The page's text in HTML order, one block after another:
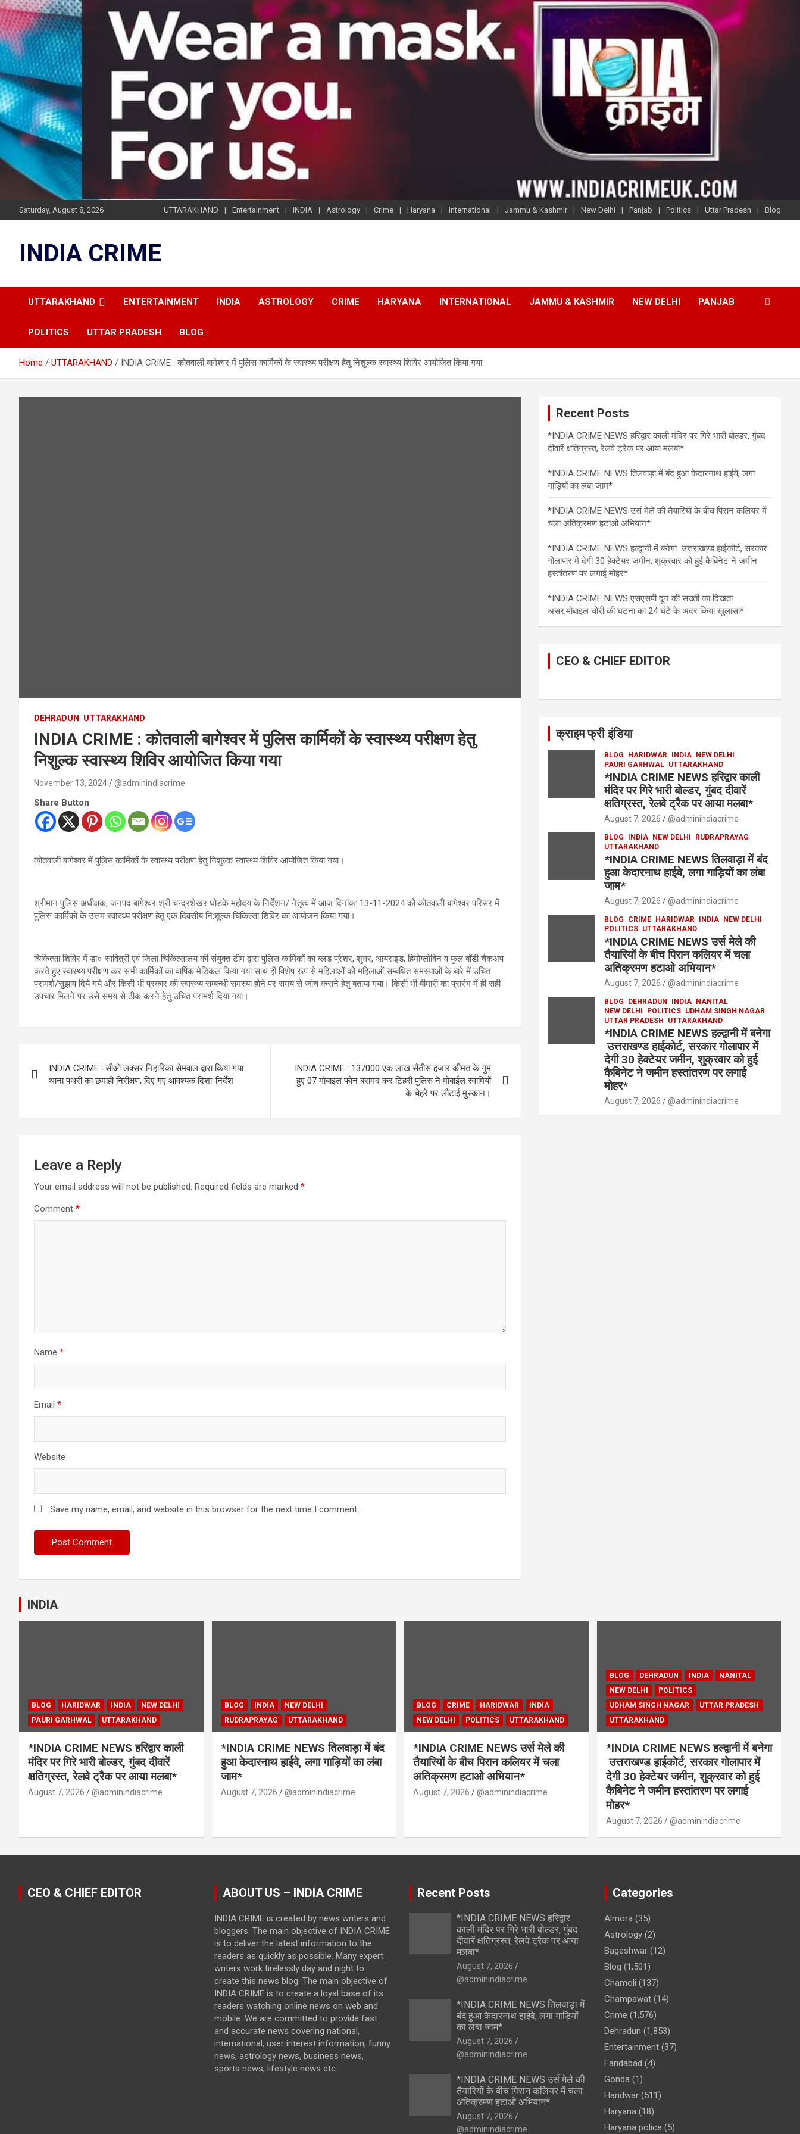
Skip
to
content
Saturday, August 8, 2026 UTTARAKHAND Entertainment INDIA Astrology Crime Haryana International Jammu & Kashmir New Delhi Panjab Politics Uttar Pradesh Blog
INDIA CRIME
UTTARAKHAND ENTERTAINMENT INDIA ASTROLOGY CRIME HARYANA INTERNATIONAL JAMMU & KASHMIR NEW DELHI PANJAB
POLITICS UTTAR PRADESH BLOG
Home UTTARAKHAND INDIA CRIME : कोतवाली बागेश्वर में पुलिस कार्मिकों के स्वास्थ्य परीक्षण हेतु निशुल्क स्वास्थ्य शिविर आयोजित किया गया
DEHRADUN UTTARAKHAND
INDIA CRIME : कोतवाली बागेश्वर में पुलिस कार्मिकों के स्वास्थ्य परीक्षण हेतु
निशुल्क स्वास्थ्य शिविर आयोजित किया गया
November 13, 2024 @adminindiacrime
Share Button
कोतवाली बागेश्वर में पुलिस कार्मिकों के स्वास्थ्य परीक्षण हेतु निशुल्क स्वास्थ्य शिविर आयोजित किया गया।
श्रीमान पुलिस अधीक्षक, जनपद बागेश्वर श्री चन्द्रशेखर घोडके महोदय के निर्देशन/ नेतृत्व में आज दिनांक: 13-11-2024 को कोतवाली बागेश्वर परिसर में
पुलिस कार्मिकों के उत्तम स्वास्थ्य परीक्षण हेतु एक दिवसीय नि:शुल्क चिकित्सा शिविर का आयोजन किया गया।
चिकित्सा शिविर में डा० सावित्री एवं जिला चिकित्सालय की संयुक्त टीम द्वारा पुलिस कार्मिकों का ब्लड प्रेशर, शुगर, थायराइड, हिमोग्लोबिन व फुल बॉडी चैकअप
करते हुए स्वास्थ्य परीक्षण कर सभी कार्मिकों का वार्षिक मेडिकल किया गया साथ ही विशेष रूप से महिलाओं को महिलाओं सम्बधित समस्याओं के बारे में उचित
परामर्श/सुझाव दिये गये और किसी भी प्रकार की स्वास्थ्य सम्बन्धी समस्या होने पर समय से जांच कराने हेतु बताया गया। किसी भी बीमारी का प्रारंभ में ही सही
उपचार मिलने पर उसे समय से ठीक करने हेतु उचित परामर्श दिया गया।
navigation
INDIA CRIME : सीओ लक्सर निहारिका सेमवाल द्वारा किया गया
थाना पथरी का छमाही निरीक्षण, दिए गए आवश्यक दिशा-निर्देश
INDIA CRIME : 137000 एक लाख सैंतीस हजार कीमत के गुम
हुए 07 मोबाइल फोन बरामद कर टिहरी पुलिस ने मोबाईल स्वामियों
के चेहरे पर लौटाई मुस्कान।
Leave a Reply
Your email address will not be published. Required fields are marked *
Comment *
Name *
Email *
Website
Save my name, email, and website in this browser for the next time I comment.
Recent Posts
*INDIA CRIME NEWS हरिद्वार काली मंदिर पर गिरे भारी बोल्डर, गुंबद
दीवारें क्षतिग्रस्त, रेलवे ट्रैक पर आया मलबा*
*INDIA CRIME NEWS तिलवाड़ा में बंद हुआ केदारनाथ हाईवे, लगा
गाड़ियों का लंबा जाम*
*INDIA CRIME NEWS उर्स मेले की तैयारियों के बीच पिरान कलियर में
चला अतिक्रमण हटाओ अभियान*
*INDIA CRIME NEWS हल्द्वानी में बनेगा उत्तराखण्ड हाईकोर्ट, सरकार
गोलापार में देगी 30 हेक्टेयर जमीन, शुक्रवार को हुई कैबिनेट ने जमीन
हस्तांतरण पर लगाई मोहर*
*INDIA CRIME NEWS एसएसपी दून की सख्ती का दिखता
असर,मोबाइल चोरी की घटना का 24 घंटे के अंदर किया खुलासा*
CEO & CHIEF EDITOR
क्राइम फ्री इंडिया
BLOG HARIDWAR INDIA
NEW DELHI
PAURI GARHWAL UTTARAKHAND
*INDIA CRIME NEWS हरिद्वार काली
मंदिर पर गिरे भारी बोल्डर, गुंबद दीवारें
क्षतिग्रस्त, रेलवे ट्रैक पर आया मलबा*
August 7, 2026 @adminindiacrime
BLOG INDIA NEW DELHI
RUDRAPRAYAG
UTTARAKHAND
*INDIA CRIME NEWS तिलवाड़ा में बंद
हुआ केदारनाथ हाईवे, लगा गाड़ियों का लंबा
जाम*
August 7, 2026 @adminindiacrime
BLOG CRIME HARIDWAR INDIA
NEW DELHI
POLITICS UTTARAKHAND
*INDIA CRIME NEWS उर्स मेले की
तैयारियों के बीच पिरान कलियर में चला
अतिक्रमण हटाओ अभियान*
August 7, 2026 @adminindiacrime
BLOG DEHRADUN INDIA
NANITAL
NEW DELHI
POLITICS UDHAM SINGH NAGAR
UTTAR PRADESH
UTTARAKHAND
*INDIA CRIME NEWS हल्द्वानी में बनेगा
उत्तराखण्ड हाईकोर्ट, सरकार गोलापार में
देगी 30 हेक्टेयर जमीन, शुक्रवार को हुई
कैबिनेट ने जमीन हस्तांतरण पर लगाई
मोहर*
August 7, 2026 @adminindiacrime
INDIA
BLOG HARIDWAR INDIA
NEW DELHI
PAURI GARHWAL
UTTARAKHAND
*INDIA CRIME NEWS हरिद्वार काली
मंदिर पर गिरे भारी बोल्डर, गुंबद दीवारें
क्षतिग्रस्त, रेलवे ट्रैक पर आया मलबा*
August 7, 2026 @adminindiacrime
BLOG INDIA
NEW DELHI
RUDRAPRAYAG
UTTARAKHAND
*INDIA CRIME NEWS तिलवाड़ा में बंद
हुआ केदारनाथ हाईवे, लगा गाड़ियों का लंबा
जाम*
August 7, 2026 @adminindiacrime
BLOG CRIME HARIDWAR
INDIA
NEW DELHI
POLITICS UTTARAKHAND
*INDIA CRIME NEWS उर्स मेले की
तैयारियों के बीच पिरान कलियर में चला
अतिक्रमण हटाओ अभियान*
August 7, 2026 @adminindiacrime
BLOG DEHRADUN INDIA
NANITAL
NEW DELHI
POLITICS
UDHAM SINGH NAGAR
UTTAR PRADESH
UTTARAKHAND
*INDIA CRIME NEWS हल्द्वानी में बनेगा
उत्तराखण्ड हाईकोर्ट, सरकार गोलापार में
देगी 30 हेक्टेयर जमीन, शुक्रवार को हुई
कैबिनेट ने जमीन हस्तांतरण पर लगाई
मोहर*
August 7, 2026 @adminindiacrime
CEO & CHIEF EDITOR ABOUT US – INDIA CRIME
INDIA CRIME is created by news writers and
bloggers. The main objective of INDIA CRIME
is to deliver the latest information to the
readers as quickly as possible. Many expert
writers work tirelessly day and night to
create this news blog. The main objective of
INDIA CRIME is to create a loyal base of its
readers watching online news on web and
mobile. We are committed to provide fast
and accurate news covering national,
international, user interest information, funny
news, astrology news, business news,
sports news, lifestyle news etc.
Recent Posts
*INDIA CRIME NEWS हरिद्वार
काली मंदिर पर गिरे भारी बोल्डर, गुंबद
दीवारें क्षतिग्रस्त, रेलवे ट्रैक पर आया
मलबा*
August 7, 2026
@adminindiacrime
*INDIA CRIME NEWS तिलवाड़ा में
बंद हुआ केदारनाथ हाईवे, लगा गाड़ियों
का लंबा जाम*
August 7, 2026
@adminindiacrime
*INDIA CRIME NEWS उर्स मेले की
तैयारियों के बीच पिरान कलियर में चला
अतिक्रमण हटाओ अभियान*
August 7, 2026
@adminindiacrime
Categories
Almora(35)
Astrology(2)
Bageshwar(12)
Blog (1,501)
Chamoli (137)
Champawat(14)
Crime (1,576)
Dehradun (1,853)
Entertainment(37)
Faridabad (4)
Gonda(1)
Haridwar(511)
Haryana(18)
Haryana police (5)